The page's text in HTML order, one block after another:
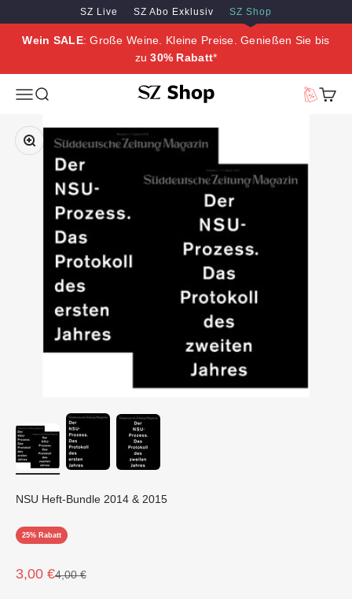
Zum Inhalt springen
Zum Hauptinhalt springen
SZ Live SZ Abo Exklusiv SZ Shop
Wein SALE: Große Weine. Kleine Preise. Genießen Sie bis
zu30% Rabatt*
MenüSuche SZ Erleben
Bild vergrößern
NSU Heft-Bundle 2014 & 2015
25% Rabatt
Angebot
3,00 €Regulärer Preis
4,00 €